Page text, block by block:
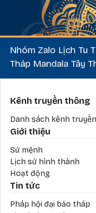
Nhóm Zalo Lịch Tu
Tháp Mandala Tây
Phần chân
Kênh truyền thông
Danh sách kênh
Giới thiệu
Sứ mệnh
Lịch sử hình thành
Hoạt động
Tin tức
Pháp hội đại bảo tháp